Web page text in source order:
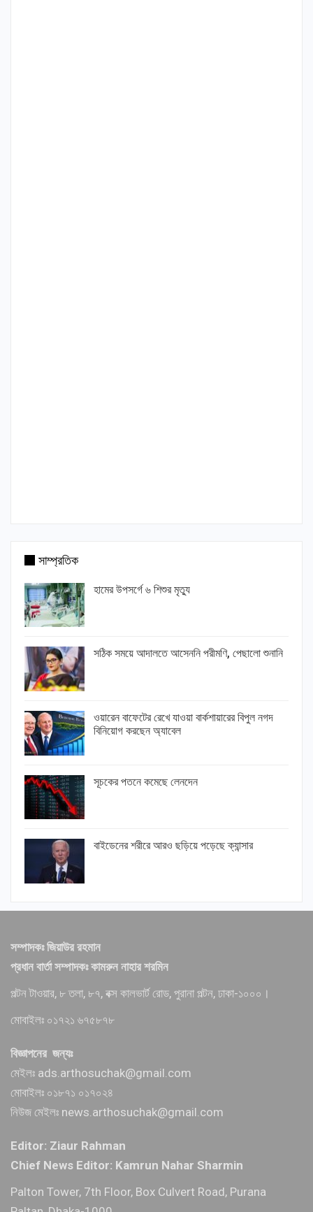
সাম্প্রতিক
হামের উপসর্গে ৬ শিশুর মৃত্যু
সঠিক সময়ে আদালতে আসেননি পরীমণি, পেছালো শুনানি
ওয়ারেন বাফেটের রেখে যাওয়া বার্কশায়ারের বিপুল নগদ
বিনিয়োগ করছেন অ্যাবেল
সূচকের পতনে কমেছে লেনদেন
বাইডেনের শরীরে আরও ছড়িয়ে পড়েছে ক্যান্সার
সম্পাদকঃ জিয়াউর রহমান
প্রধান বার্তা সম্পাদকঃ কামরুন নাহার শরমিন
পল্টন টাওয়ার, ৮ তলা, ৮৭, বক্স কালভার্ট রোড, পুরানা পল্টন, ঢাকা-১০০০।
মোবাইলঃ ০১৭২১ ৬৭৫৮৭৮
বিজ্ঞাপনের জন্যঃ
মেইলঃ ads.arthosuchak@gmail.com
মোবাইলঃ ০১৮৭১ ০১৭০২৪
নিউজ মেইলঃ news.arthosuchak@gmail.com
Editor: Ziaur Rahman
Chief News Editor: Kamrun Nahar Sharmin
Palton Tower, 7th Floor, Box Culvert Road, Purana